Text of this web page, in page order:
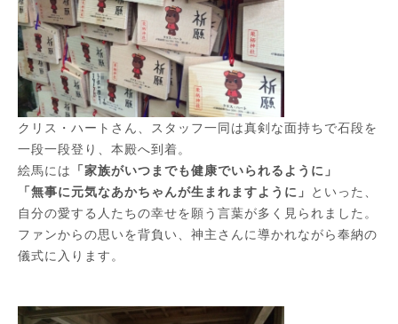
クリス・ハートさん、スタッフ一同は真剣な面持ちで石段を
一段一段登り、本殿へ到着。
絵馬には
「家族がいつまでも健康でいられるように」
「無事に元気なあかちゃんが生まれますように」
といった、
自分の愛する人たちの幸せを願う言葉が多く見られました。
ファンからの思いを背負い、神主さんに導かれながら奉納の
儀式に入ります。